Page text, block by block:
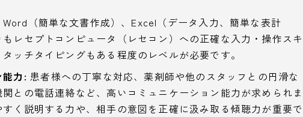
Word（簡単な文書作成）、Excel（データ入力、簡単な表計
レセプトコンピュータ（レセコン）への正確な入力・操作スキ
ッチタイピングもある程度のレベルが必要です。
能力: 患者様への丁寧な対応、薬剤師や他のスタッフとの円滑な
との電話連絡など、高いコミュニケーション能力が求められま
く説明する力や、相手の意図を正確に汲み取る傾聴力が重要で